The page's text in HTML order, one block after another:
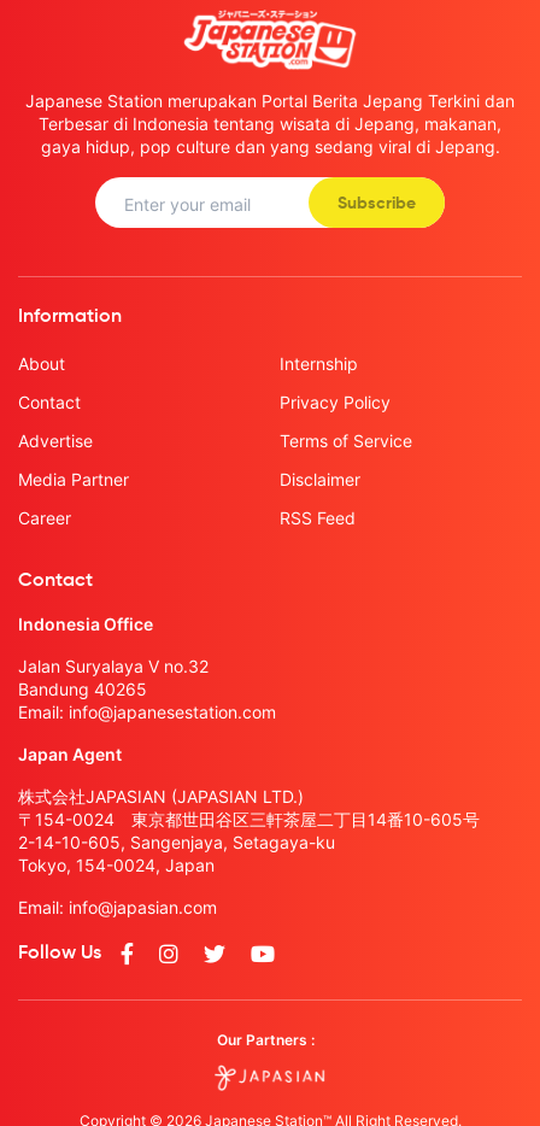
Japanese Station merupakan Portal Berita Jepang Terkini dan
Terbesar di Indonesia tentang wisata di Jepang, makanan,
gaya hidup, pop culture dan yang sedang viral di Jepang.
Subscribe
Information
About
Contact
Advertise
Media Partner
Career
Internship
Privacy Policy
Terms of Service
Disclaimer
RSS Feed
Contact
Indonesia Office
Jalan Suryalaya V no.32
Bandung 40265
Email: info@japanesestation.com
Japan Agent
株式会社JAPASIAN (JAPASIAN LTD.)
〒154-0024 東京都世田谷区三軒茶屋二丁目14番10-605号
2-14-10-605, Sangenjaya, Setagaya-ku
Tokyo, 154-0024, Japan
Email: info@japasian.com
Follow Us
Our Partners :
Copyright © 2026 Japanese Station™ All Right Reserved.